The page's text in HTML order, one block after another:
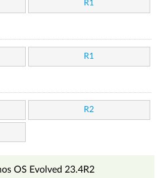
R1
R1
R2
OS Evolved 23.4R2